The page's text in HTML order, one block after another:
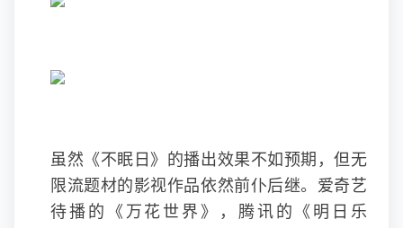
虽然《不眠日》的播出效果不如预期，但无
限流题材的影视作品依然前仆后继。爱奇艺
待播的《万花世界》，腾讯的《明日乐